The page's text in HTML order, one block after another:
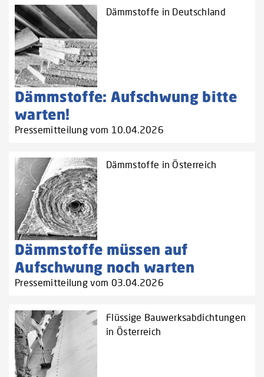
Dämmstoffe in Deutschland
Dämmstoffe: Aufschwung bitte
warten!
Pressemitteilung vom 10.04.2026
Dämmstoffe in Österreich
Dämmstoffe müssen auf
Aufschwung noch warten
Pressemitteilung vom 03.04.2026
Flüssige Bauwerksabdichtungen
in Österreich